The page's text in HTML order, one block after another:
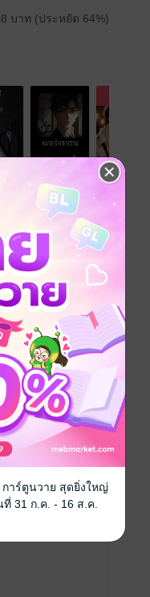
บาท (ประหยัด 64%)
ความคิดเห็นได้จ้า
หน้าที่ 1
ารถอ่าน
างเพื่อรี้ดจะ
การ์ตูนวาย สุดยิ่งใหญ่
31 ก.ค. - 16 ส.ค.